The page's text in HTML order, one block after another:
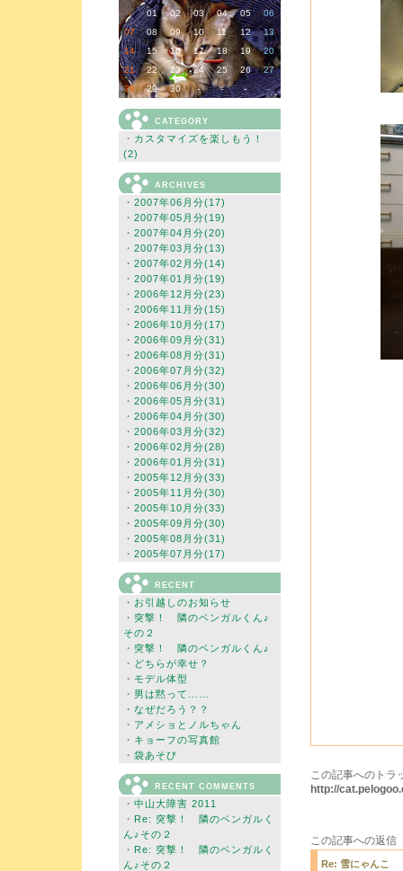
-
01 02 03 04 05
06
07
08 09 10 11 12
13
14
15 16 17 18 19
20
21
22 23 24 25 26
27
28
29 30 - - - -
CATEGORY
・ カスタマイズを楽しもう！
(2)
ARCHIVES
・ 2007年06月分(17)
・ 2007年05月分(19)
・ 2007年04月分(20)
・ 2007年03月分(13)
・ 2007年02月分(14)
・ 2007年01月分(19)
・ 2006年12月分(23)
・ 2006年11月分(15)
・ 2006年10月分(17)
・ 2006年09月分(31)
・ 2006年08月分(31)
・ 2006年07月分(32)
・ 2006年06月分(30)
・ 2006年05月分(31)
・ 2006年04月分(30)
・ 2006年03月分(32)
・ 2006年02月分(28)
・ 2006年01月分(31)
・ 2005年12月分(33)
・ 2005年11月分(30)
・ 2005年10月分(33)
・ 2005年09月分(30)
・ 2005年08月分(31)
・ 2005年07月分(17)
RECENT
・ お引越しのお知らせ
・ 突撃！ 隣のベンガルくん♪
その２
・ 突撃！ 隣のベンガルくん♪
・ どちらが幸せ？
・ モデル体型
・ 男は黙って……
・ なぜだろう？？
・ アメショとノルちゃん
・ キョーフの写真館
・ 袋あそび
RECENT COMMENTS
・ 中山大障害 2011
・ Re: 突撃！ 隣のベンガルく
ん♪その２
・ Re: 突撃！ 隣のベンガルく
ん♪その２
この記事へのトラ
http://
この記事への返信
Re: 雪にゃんこ